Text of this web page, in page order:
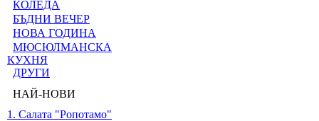
КОЛЕДА
БЪДНИ ВЕЧЕР
НОВА ГОДИНА
МЮСЮЛМАНСКА
КУХНЯ
ДРУГИ
НАЙ-НОВИ
1. Салата "Ропотамо"